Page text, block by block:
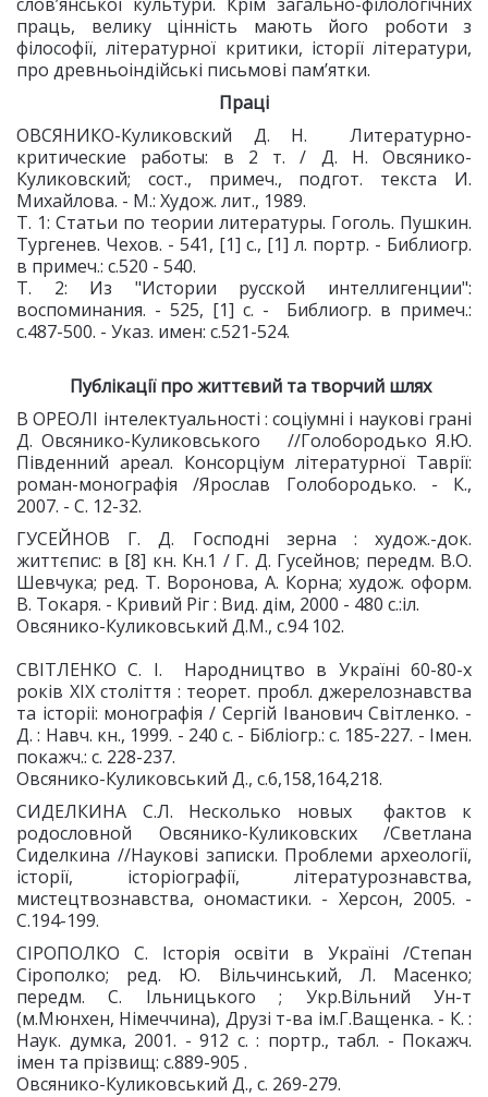
праць, велику цінність мають його роботи з
філософії, літературної критики, історії літератури,
про древньоіндійські письмові пам’ятки.
Праці
ОВСЯНИКО-Куликовский Д. Н. Литературно-
критические работы: в 2 т. / Д. Н. Овсянико-
Куликовский; сост., примеч., подгот. текста И.
Михайлова. - М.: Худож. лит., 1989.
Т. 1: Статьи по теории литературы. Гоголь. Пушкин.
Тургенев. Чехов. - 541, [1] c., [1] л. портр. - Библиогр.
в примеч.: с.520 - 540.
Т. 2: Из "Истории русской интеллигенции":
воспоминания. - 525, [1] c. - Библиогр. в примеч.:
с.487-500. - Указ. имен: с.521-524.
Публікації про життєвий та творчий шлях
В ОРЕОЛІ інтелектуальності : соціумні і наукові грані
Д. Овсянико-Куликовського //Голобородько Я.Ю.
Південний ареал. Консорціум літературної Таврії:
роман-монографія /Ярослав Голобородько. - К.,
2007. - С. 12-32.
ГУСЕЙНОВ Г. Д. Господні зерна : худож.-док.
життєпис: в [8] кн. Кн.1 / Г. Д. Гусейнов; передм. В.О.
Шевчука; ред. Т. Воронова, А. Корна; худож. оформ.
В. Токаря. - Кривий Ріг : Вид. дім, 2000 - 480 с.:іл.
Овсянико-Куликовський Д.М., с.94 102.
СВІТЛЕНКО С. І. Народництво в Україні 60-80-х
рокiв XIX столiття : теорет. пробл. джерелознавства
та iсторii: монографiя / Сергій Іванович Світленко. -
Д. : Навч. кн., 1999. - 240 с. - Бібліогр.: с. 185-227. - Імен.
покажч.: с. 228-237.
Овсянико-Куликовський Д., с.6,158,164,218.
СИДЕЛКИНА С.Л. Несколько новых фактов к
родословной Овсянико-Куликовских /Светлана
Сиделкина //Наукові записки. Проблеми археології,
історії, історіографії, літературознавства,
мистецтвознавства, ономастики. - Херсон, 2005. -
С.194-199.
СІРОПОЛКО С. Історія освіти в Україні /Степан
Сірополко; ред. Ю. Вільчинський, Л. Масенко;
передм. С. Ільницького ; Укр.Вiльний Ун-т
(м.Мюнхен, Нiмеччина), Друзi т-ва iм.Г.Ващенка. - К. :
Наук. думка, 2001. - 912 c. : портр., табл. - Покажч.
імен та прізвищ: с.889-905 .
Овсянико-Куликовський Д., с. 269-279.